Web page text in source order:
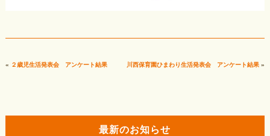
« ２歳児生活発表会 アンケート結果 川西保育園ひまわり生活発表会 アンケート結果 »
最新のお知らせ